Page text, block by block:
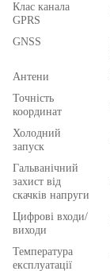
Клас канала
GPRS
GNSS
Антени
Точність
координат
Холодний
запуск
Гальванічний
захист від
скачків напруги
Цифрові входи/
виходи
Температура
експлуатації